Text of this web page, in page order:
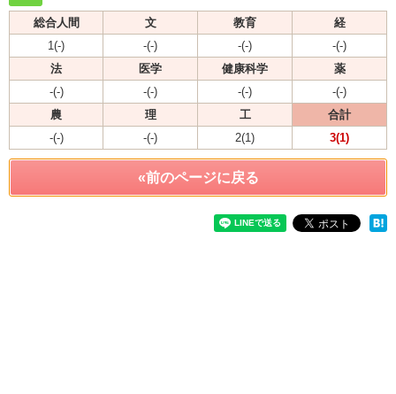
総合人間 文 教育
経
1(-)
-(-) -(-)
-(-)
法
医学 健康科学
薬
-(-)
-(-) -(-)
-(-)
農
理 工
合計
-(-)
-(-) 2(1) 3(1)
«前のページに戻る